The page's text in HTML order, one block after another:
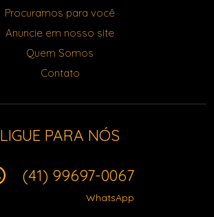
Procuramos para você
Anuncie em nosso site
Quem Somos
Contato
LIGUE PARA NÓS
(41) 99697-0067
WhatsApp